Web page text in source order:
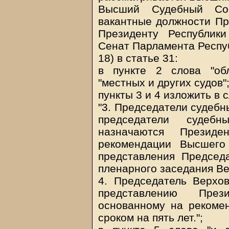
Высший Судебный
вакантные должности
Президенту
Сенат Парламента
18) в статье 31:
в пункте 2 слова
"местных и других судов";
пункты 3 и 4 изложить в
"3. Председатели
председатели
назначаются
рекомендации
представления
пленарного заседания
4. Председатель
представлению
основанному на
сроком на пять лет.";